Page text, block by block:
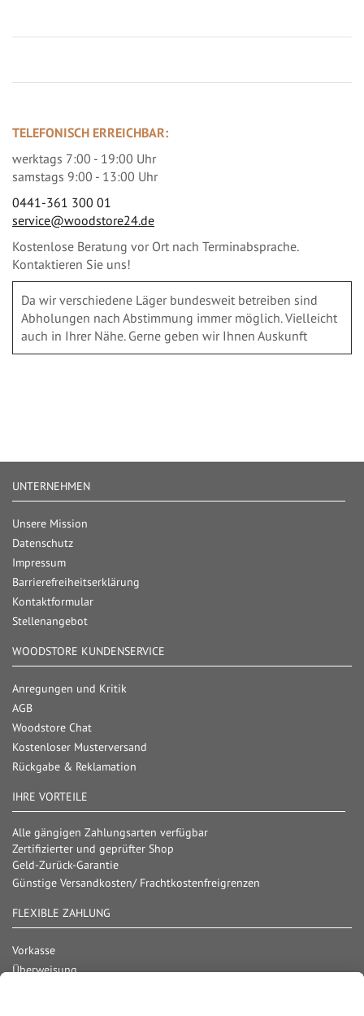
TELEFONISCH ERREICHBAR:
werktags 7:00 - 19:00 Uhr
samstags 9:00 - 13:00 Uhr
0441-361 300 01
service@woodstore24.de
Kostenlose Beratung vor Ort nach Terminabsprache.
Kontaktieren Sie uns!
Da wir verschiedene Läger bundesweit betreiben sind
Abholungen nach Abstimmung immer möglich. Vielleicht
auch in Ihrer Nähe. Gerne geben wir Ihnen Auskunft
UNTERNEHMEN
Unsere Mission
Datenschutz
Impressum
Barrierefreiheitserklärung
Kontaktformular
Stellenangebot
WOODSTORE KUNDENSERVICE
Anregungen und Kritik
AGB
Woodstore Chat
Kostenloser Musterversand
Rückgabe & Reklamation
IHRE VORTEILE
Alle gängigen Zahlungsarten verfügbar
Zertifizierter und geprüfter Shop
Geld-Zurück-Garantie
Günstige Versandkosten/ Frachtkostenfreigrenzen
FLEXIBLE ZAHLUNG
Vorkasse
Überweisung